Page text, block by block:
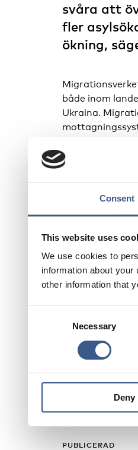
Consent
This website uses
We use cookies to
information about
other information that
Necessary
Deny
svåra att
fler
ökning,
både inom
Ukraina.
–
omvärlden. Vid
snabbt
Sedan tidigare
effektivt både
myndigheter
samhällsskydd
PUBLICERAD